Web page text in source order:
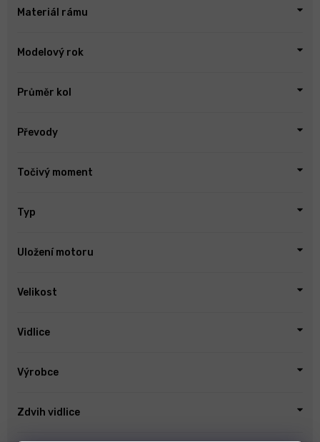
Materiál rámu
Modelový rok
Průměr kol
Převody
Točivý moment
Typ
Uložení motoru
Velikost
Vidlice
Výrobce
Zdvih vidlice